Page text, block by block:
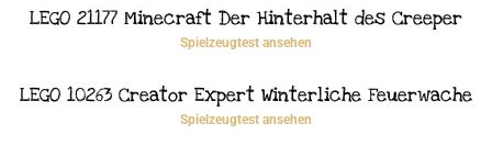
LEGO 21177 Minecraft Der Hinterhalt des Creeper
Spielzeugtest ansehen
LEGO 10263 Creator Expert Winterliche Feuerwache
Spielzeugtest ansehen